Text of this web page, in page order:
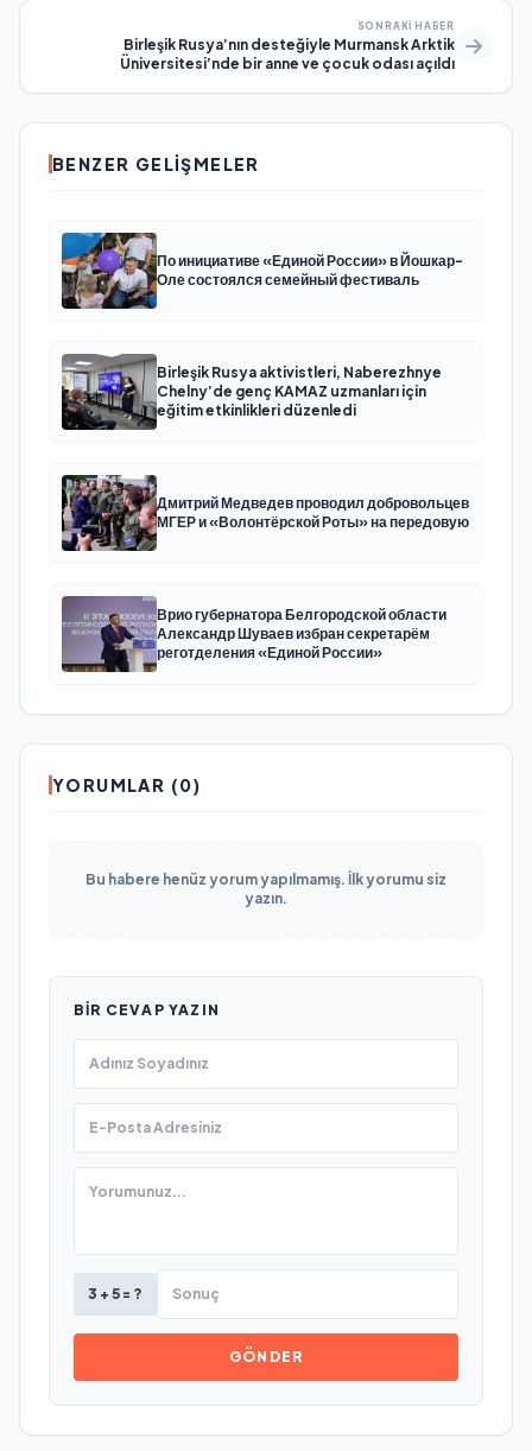
SONRAKI HABER
Birleşik Rusya’nın desteğiyle Murmansk Arktik
Üniversitesi’nde bir anne ve çocuk odası açıldı
BENZER GELIŞMELER
По инициативе «Единой России» в Йошкар-
Оле состоялся семейный фестиваль
Birleşik Rusya aktivistleri, Naberezhnye
Chelny’de genç KAMAZ uzmanları için
eğitim etkinlikleri düzenledi
Дмитрий Медведев проводил добровольцев
МГЕР и «Волонтёрской Роты» на передовую
Врио губернатора Белгородской области
Александр Шуваев избран секретарём
реготделения «Единой России»
YORUMLAR (0)
Bu habere henüz yorum yapılmamış. İlk yorumu siz
yazın.
BIR CEVAP YAZIN
3 + 5 = ?
GÖNDER